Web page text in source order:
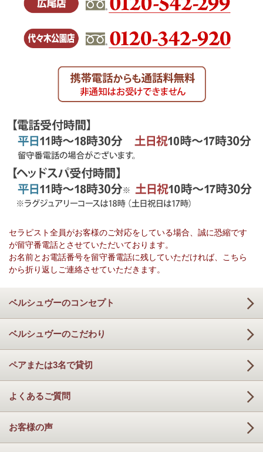
セラピスト全員がお客様のご対応をしている場合、誠に恐縮です
が留守番電話とさせていただいております。
お名前とお電話番号を留守番電話に残していただければ、こちら
から折り返しご連絡させていただきます。
ベルシュヴーのコンセプト
ベルシュヴーのこだわり
ペアまたは3名で貸切
よくあるご質問
お客様の声